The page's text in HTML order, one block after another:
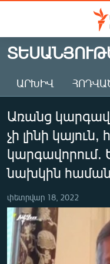
Մատչելիության
Անցնել
հիմնական
Անցնել
հիմնական
մենյուին
Որոնում
ԱԶԱՏՈՒԹՅՈՒՆ TV
ՀԱՅԱՍՏԱՆ
ԸՆՏՐՈՒԹՅՈՒՆՆԵՐ
ԻՐԱՎՈՒՆՔ
ՀԱՍԱՐԱԿՈՒԹՅՈՒՆ
ՂԱՐԱԲԱՂ
ՊԱՏԵՐԱԶՄԻ 6
ՏԱՐԱԾԱՇՐՋԱՆ
ԱՐԽԻՎ
Առանց
չի լինի
կարգավորում.
նախկին
փետրվար 18, 2022